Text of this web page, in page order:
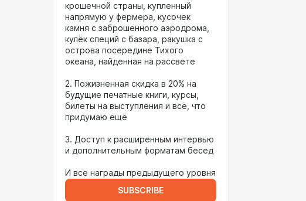
крошечной страны, купленный
напрямую у фермера, кусочек
камня с заброшенного аэродрома,
кулёк специй с базара, ракушка с
острова посередине Тихого
океана, найденная на рассвете
2. Пожизненная скидка в 20% на
будущие печатные книги, курсы,
билеты на выступления и всё, что
придумаю ещё
3. Доступ к расширенным интервью
и дополнительным форматам бесед
И все награды предыдущего уровня
SUBSCRIBE